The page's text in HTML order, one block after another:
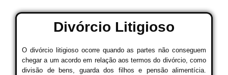
Divórcio Litigioso
O divórcio litigioso ocorre quando as partes não conseguem
chegar a um acordo em relação aos termos do divórcio, como
divisão de bens, guarda dos filhos e pensão alimentícia.